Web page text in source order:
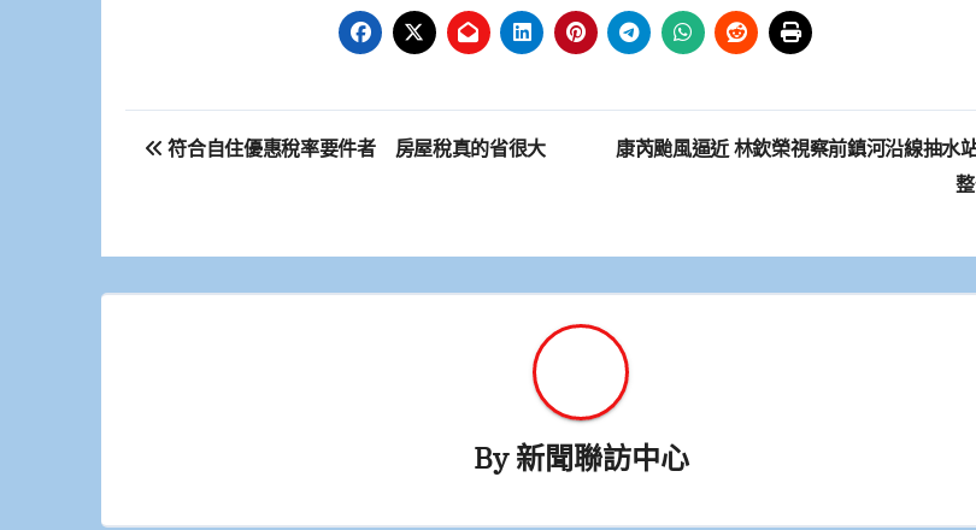
文
覽
符合自住優惠稅率要件者 房屋稅真的省很大
康芮颱風逼近 林欽榮視察前鎮河沿線抽水
By新聞聯訪中心